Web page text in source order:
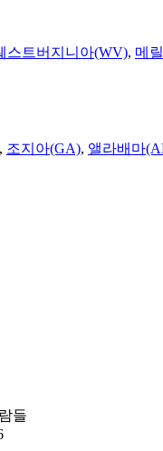
스트버지니아(WV), 메
, 조지아(GA), 앨라배마
들